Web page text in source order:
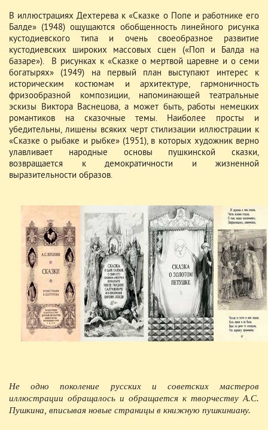
В иллюстрациях Дехтерева к «Сказке о Попе и работнике его
Балде» (1948) ощущаются обобщенность линейного рисунка
кустодиевского типа и очень своеобразное развитие
кустодиевских широких массовых сцен («Поп и Балда на
базаре»). В рисунках к «Сказке о мертвой царевне и о семи
богатырях» (1949) на первый план выступают интерес к
историческим костюмам и архитектуре, гармоничность
фризообразной композиции, напоминающей театральные
эскизы Виктора Васнецова, а может быть, работы немецких
романтиков на сказочные темы. Наиболее просты и
убедительны, лишены всяких черт стилизации иллюстрации к
«Сказке о рыбаке и рыбке» (1951), в которых художник верно
улавливает народные основы пушкинской сказки,
возвращается к демократичности и жизненной
выразительности образов.
Не одно поколение русских и советских мастеров
иллюстрации обращалось и обращается к творчеству А.С.
Пушкина, вписывая новые страницы в книжную пушкиниану.